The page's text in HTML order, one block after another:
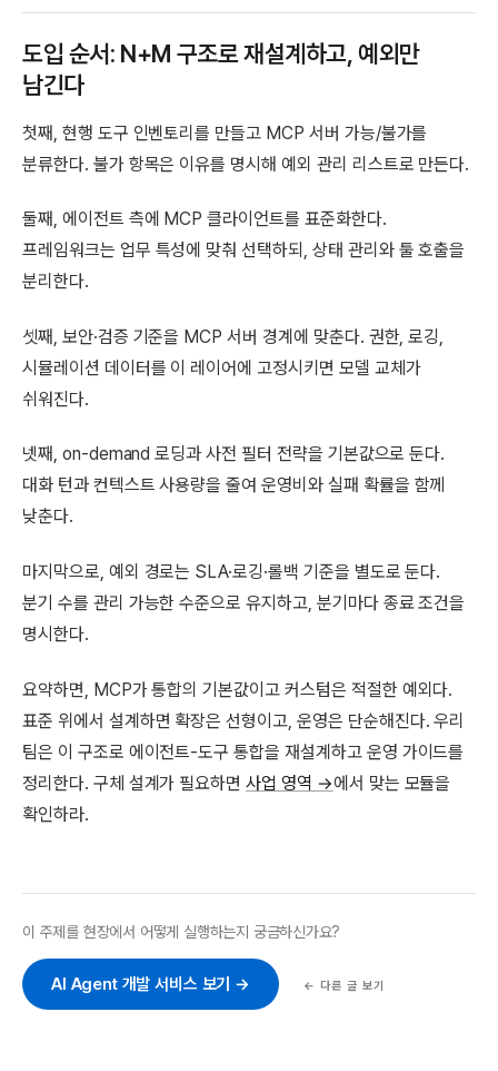
도입 순서: N+M 구조로 재설계하고, 예외만
남긴다
첫째, 현행 도구 인벤토리를 만들고 MCP 서버 가능/불가를
분류한다. 불가 항목은 이유를 명시해 예외 관리 리스트로 만든다.
둘째, 에이전트 측에 MCP 클라이언트를 표준화한다.
프레임워크는 업무 특성에 맞춰 선택하되, 상태 관리와 툴 호출을
분리한다.
셋째, 보안·검증 기준을 MCP 서버 경계에 맞춘다. 권한, 로깅,
시뮬레이션 데이터를 이 레이어에 고정시키면 모델 교체가
쉬워진다.
넷째, on-demand 로딩과 사전 필터 전략을 기본값으로 둔다.
대화 턴과 컨텍스트 사용량을 줄여 운영비와 실패 확률을 함께
낮춘다.
마지막으로, 예외 경로는 SLA·로깅·롤백 기준을 별도로 둔다.
분기 수를 관리 가능한 수준으로 유지하고, 분기마다 종료 조건을
명시한다.
요약하면, MCP가 통합의 기본값이고 커스텀은 적절한 예외다.
표준 위에서 설계하면 확장은 선형이고, 운영은 단순해진다. 우리
팀은 이 구조로 에이전트-도구 통합을 재설계하고 운영 가이드를
정리한다. 구체 설계가 필요하면사업 영역 →에서 맞는 모듈을
확인하라.
이 주제를 현장에서 어떻게 실행하는지 궁금하신가요?
AI Agent 개발 서비스 보기 → ← 다른 글 보기